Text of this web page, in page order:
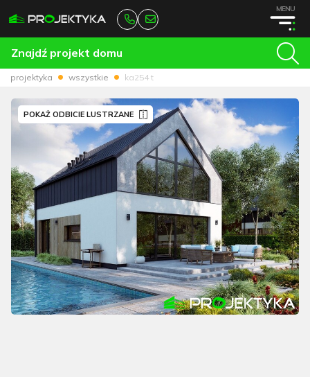
MENU
Znajdź projekt domu
projektyka wszystkie ka254 t
POKAŻ ODBICIE LUSTRZANE